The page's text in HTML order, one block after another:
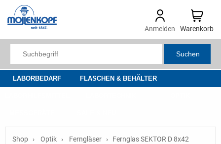
Anmelden Warenkorb
Suchen
LABORBEDARF FLASCHEN & BEHÄLTER
Shop Optik Ferngläser Fernglas SEKTOR D 8x42